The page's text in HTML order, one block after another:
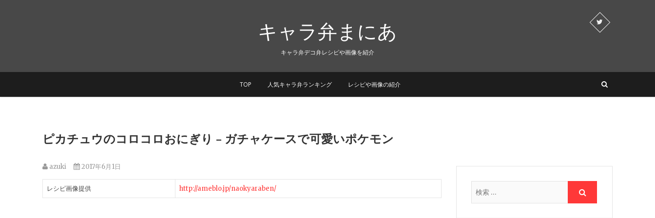
キャラ弁まにあ
キャラ弁デコ弁レシピや画像を紹介
TOP 人気キャラ弁ランキング レシピや画像の紹介
ピカチュウのコロコロおにぎり – ガチャケースで可愛いポケモン
azuki 2017年6月1日
レシピ画像提供 http://ameblo.jp/naokyaraben/